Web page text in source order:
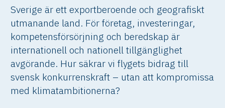
Sverige är ett exportberoende och geografiskt
utmanande land. För företag, investeringar,
kompetensförsörjning och beredskap är
internationell och nationell tillgänglighet
avgörande. Hur säkrar vi flygets bidrag till
svensk konkurrenskraft – utan att kompromissa
med klimatambitionerna?